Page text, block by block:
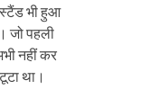
भी हुआ
जो पहली
नहीं कर
था।